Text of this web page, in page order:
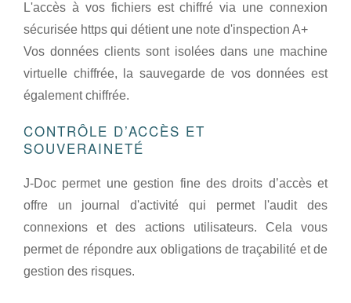
L'accès à vos fichiers est chiffré via une connexion
sécurisée https qui détient une note d'inspection A+
Vos données clients sont isolées dans une machine
virtuelle chiffrée, la sauvegarde de vos données est
également chiffrée.
CONTRÔLE D’ACCÈS ET
SOUVERAINETÉ
J-Doc permet une gestion fine des droits d’accès et
offre un journal d'activité qui permet l'audit des
connexions et des actions utilisateurs. Cela vous
permet de répondre aux obligations de traçabilité et de
gestion des risques.